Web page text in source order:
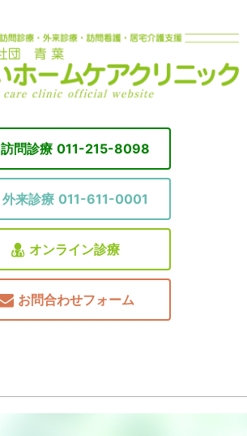
訪問診療 011-215-8098
外来診療 011-611-0001
オンライン診療
お問合わせフォーム